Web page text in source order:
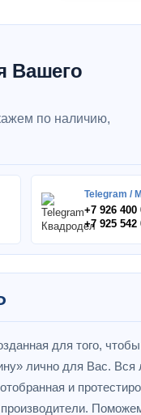
Вашего
по наличию,
Telegram /
+7 926 400
+7 925 542
для того,
лично для Вас. Вся
и